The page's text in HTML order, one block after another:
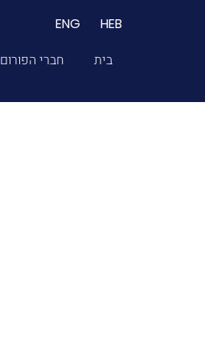
בית חברי הפורום
ENG HEB